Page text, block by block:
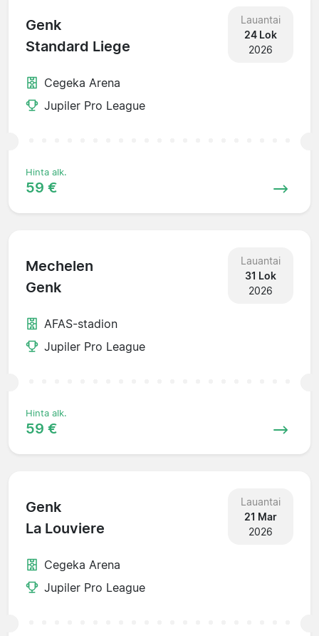
Genk
Standard Liege
Lauantai
24 Lok
2026
Cegeka Arena
Jupiler Pro League
Hinta alk.
59 €
Mechelen
Genk
Lauantai
31 Lok
2026
AFAS-stadion
Jupiler Pro League
Hinta alk.
59 €
Genk
La Louviere
Lauantai
21 Mar
2026
Cegeka Arena
Jupiler Pro League